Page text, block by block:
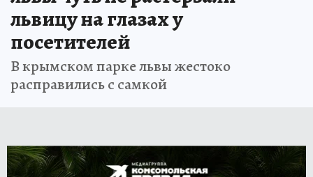
львицу на глазах у
посетителей
В крымском парке львы жестоко
расправились с самкой